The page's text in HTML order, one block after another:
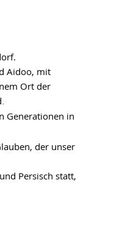
Aidoo, mit
Ort der
.
Generationen in
der unser
Persisch statt,